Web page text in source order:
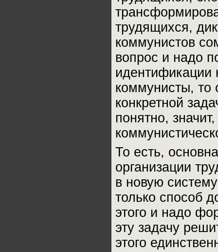
трудящихся,
коммунистов
вопрос и надо
идентификации
коммунисты, то
конкретной
понятно,
То есть,
организации
в новую
только способ
этого и надо
эту задачу
этого